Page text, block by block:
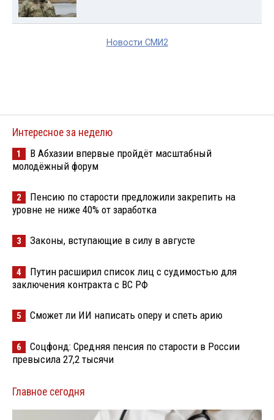
Новости СМИ2
Интересное за неделю
1
В Абхазии впервые пройдёт масштабный
молодёжный форум
2
Пенсию по старости предложили закрепить на
уровне не ниже 40% от заработка
3 Законы, вступающие в силу в августе
4
Путин расширил список лиц с судимостью для
заключения контракта с ВС РФ
5 Сможет ли ИИ написать оперу и спеть арию
6
Соцфонд: Средняя пенсия по старости в России
превысила 27,2 тысячи
Главное сегодня